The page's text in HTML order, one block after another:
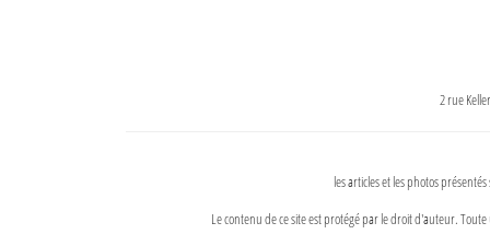
2 rue
les articles et les photos
Le contenu de ce site est protégé par le droit d'auteur.